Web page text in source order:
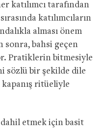
katılımcı tarafından
katılımcıların
alması önem
sonra, bahsi geçen
Pratiklerin bitmesiyle
sözlü bir şekilde dile
ritüeliyle
dahil etmek için basit